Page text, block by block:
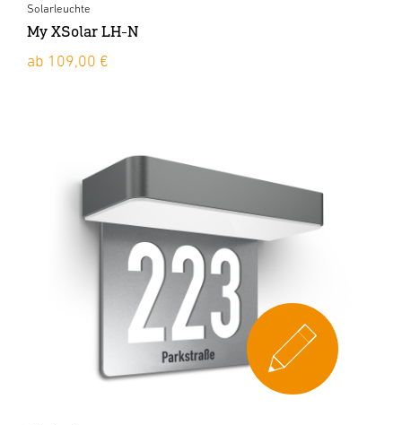
Solarleuchte
My XSolar LH-N
ab 109,00 €